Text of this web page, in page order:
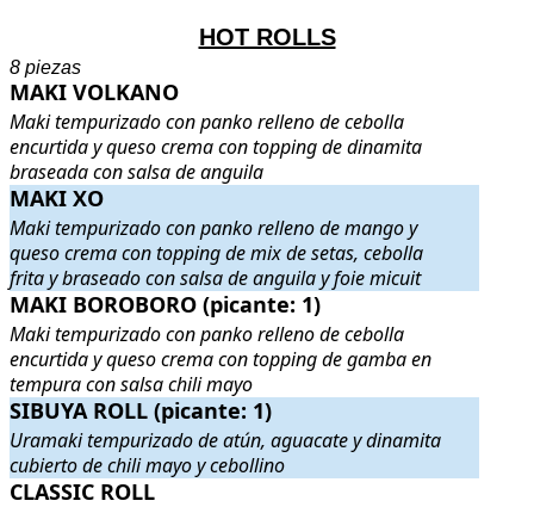
HOT ROLLS
8 piezas
MAKI VOLKANO . Maki tempurizado con panko relleno de
MAKI VOLKANO
Maki tempurizado con panko relleno de cebolla
encurtida y queso crema con topping de dinamita
braseada con salsa de anguila
MAKI XO . Maki tempurizado con panko relleno de mango y
MAKI XO
Maki tempurizado con panko relleno de mango y
queso crema con topping de mix de setas, cebolla
frita y braseado con salsa de anguila y foie micuit
MAKI BOROBORO (picante: 1) . Maki tempurizado con panko
MAKI BOROBORO (picante: 1)
Maki tempurizado con panko relleno de cebolla
encurtida y queso crema con topping de gamba en
tempura con salsa chili mayo
SIBUYA ROLL (picante: 1) . Uramaki tempurizado de atún,
SIBUYA ROLL (picante: 1)
Uramaki tempurizado de atún, aguacate y dinamita
cubierto de chili mayo y cebollino
CLASSIC ROLL . Uramaki tempurizado de salmón, aguacate y
CLASSIC ROLL